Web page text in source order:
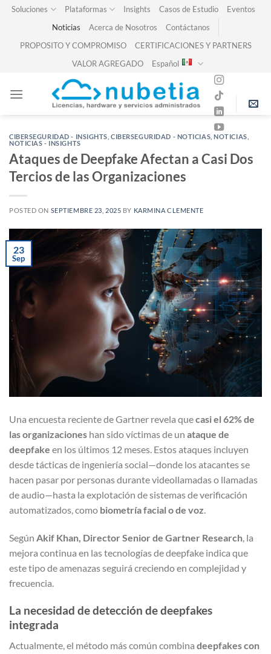
SkipSoluciones Plataformas Insights Casos de Estudio
Eventos
Noticias
Acerca de Nosotros
Contáctanos
PROPOSITO Y COMPROMISO
CERTIFICACIONES Y PARTNERS
VALOR AGREGADO
Español
CIBERSEGURIDAD - INSIGHTS ,CIBERSEGURIDAD - NOTICIAS ,NOTICIAS
NOTICIAS - INSIGHTS
Ataques de Deepfake Afectan a Casi Dos
Tercios de las Organizaciones
POSTED ON SEPTIEMBRE 23, 2025 BY KARMINA CLEMENTE
23
Sep
Una encuesta reciente de Gartner revela quecasi el 62% de
las organizaciones han sido víctimas de un ataque de
deepfake en los últimos 12 meses. Estos ataques incluyen
desde tácticas de ingeniería social—donde los atacantes se
hacen pasar por personas durante videollamadas o llamadas
de audio—hasta la explotación de sistemas de verificación
automatizados, como biometría facial o de voz.
Según Akif Khan, Director Senior de Gartner Research, la
mejora continua en las tecnologías de deepfake indica que
este tipo de amenazas seguirá creciendo en complejidad y
frecuencia.
La necesidad de detección de deepfakes
integrada
Actualmente, el método más común combina deepfakes con